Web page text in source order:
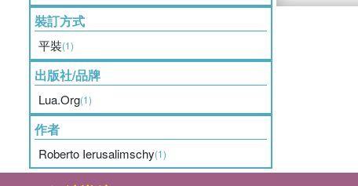
裝訂方式
平裝(1)
出版社/品牌
Lua.Org(1)
作者
Roberto Ierusalimschy(1)